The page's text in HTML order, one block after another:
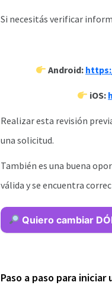
Si necesitás verificar
Android:
iOS:
Realizar esta revisión
una solicitud.
También es una buena
válida y se encuentra
Quiero cambiar
Paso a paso para